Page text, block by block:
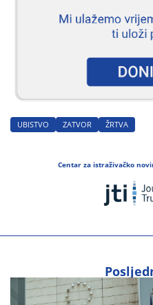
UBISTVO ZATVOR ŽRTVA
Centar za istraživačko